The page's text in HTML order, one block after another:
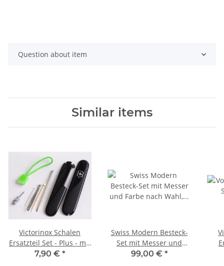
Question about item
Similar items
Victorinox Schalen
Ersatzteil Set - Plus - mit
grüner Kordel - für 91er
7,90 € *
Swiss Modern Besteck-
Set mit Messer und
Farbe nach Wahl, 12-
99,00 € *